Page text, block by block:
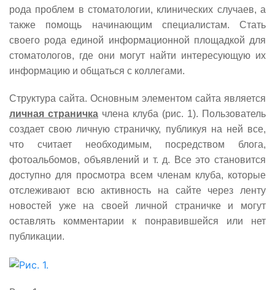
рода проблем в стоматологии, клинических случаев, а
также помощь начинающим специалистам. Стать
своего рода единой информационной площадкой для
стоматологов, где они могут найти интересующую их
информацию и общаться с коллегами.
Структура сайта. Основным элементом сайта является
личная страничка члена клуба (рис. 1). Пользователь
создает свою личную страничку, публикуя на ней все,
что считает необходимым, посредством блога,
фотоальбомов, объявлений и т. д. Все это становится
доступно для просмотра всем членам клуба, которые
отслеживают всю активность на сайте через ленту
новостей уже на своей личной страничке и могут
оставлять комментарии к понравившейся или нет
публикации.